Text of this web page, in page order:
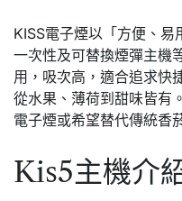
KISS電子煙以「方便、
一次性及可替換煙彈主機
用，吸次高，適合追求快
從水果、薄荷到甜味皆有
電子煙或希望替代傳統香
Kis5主機介